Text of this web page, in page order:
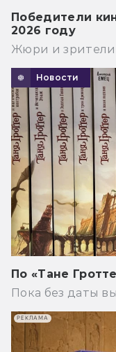
Победители
2026 году
Жюри и зрители
Новости
По «Тане
Пока без даты
РЕКЛАМА